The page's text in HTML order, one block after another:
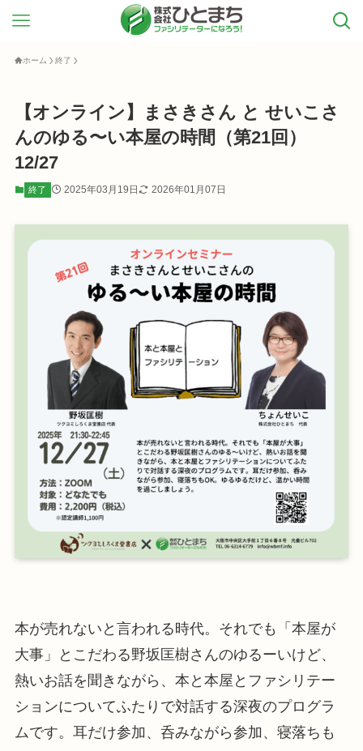
ホーム 終了
【オンライン】まさきさん と せいこさ
んのゆる〜い本屋の時間（第21回）
12/27
終了 2025年03月19日 2026年01月07日
本が売れないと言われる時代。それでも「本屋が
大事」とこだわる野坂匡樹さんのゆるーいけど、
熱いお話を聞きながら、本と本屋とファシリテー
ションについてふたりで対話する深夜のプログラ
ムです。耳だけ参加、呑みながら参加、寝落ちも